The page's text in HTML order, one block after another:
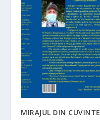
MIRAJUL DIN CUVINTE